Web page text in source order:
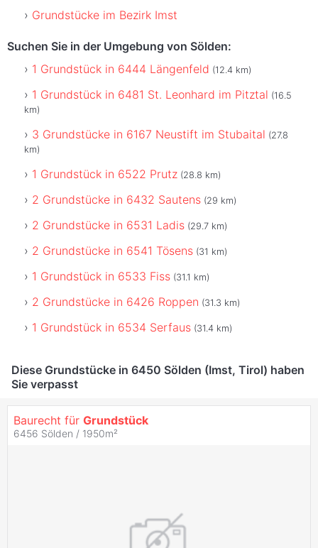
Grundstücke im Bezirk Imst
Suchen Sie in der Umgebung von Sölden:
1 Grundstück in 6444 Längenfeld (12.4 km)
1 Grundstück in 6481 St. Leonhard im Pitztal (16.5
km)
3 Grundstücke in 6167 Neustift im Stubaital (27.8
km)
1 Grundstück in 6522 Prutz (28.8 km)
2 Grundstücke in 6432 Sautens (29 km)
2 Grundstücke in 6531 Ladis (29.7 km)
2 Grundstücke in 6541 Tösens (31 km)
1 Grundstück in 6533 Fiss (31.1 km)
2 Grundstücke in 6426 Roppen (31.3 km)
1 Grundstück in 6534 Serfaus (31.4 km)
Diese Grundstücke in 6450 Sölden (Imst, Tirol) haben
Sie verpasst
Baurecht für Grundstück
6456 Sölden / 1950m²